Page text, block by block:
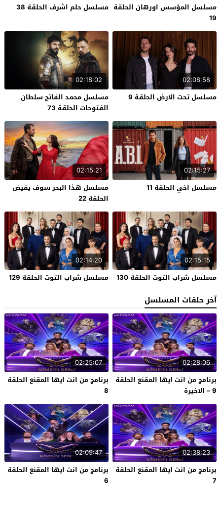
مسلسل المؤسس اورهان الحلقة
19
مسلسل حلم اشرف الحلقة 38
02:08:58
مسلسل تحت الارض الحلقة 9
02:18:02
مسلسل محمد الفاتح سلطان
الفتوحات الحلقة 73
02:15:27
مسلسل اخي الحلقة 11
02:15:21
مسلسل هذا البحر سوف يفيض
الحلقة 22
02:15:15
مسلسل شراب التوت الحلقة 130
02:14:20
مسلسل شراب التوت الحلقة 129
آخر حلقات المسلسل
02:28:06
برنامج من انت ايها المقنع الحلقة
9 – الاخيرة
02:25:07
برنامج من انت ايها المقنع الحلقة
8
02:38:23
برنامج من انت ايها المقنع الحلقة
7
02:09:47
برنامج من انت ايها المقنع الحلقة
6